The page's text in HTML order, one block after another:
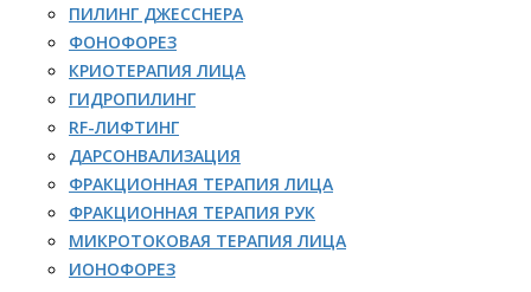
ПИЛИНГ ДЖЕССНЕРА
ФОНОФОРЕЗ
КРИОТЕРАПИЯ ЛИЦА
ГИДРОПИЛИНГ
RF-ЛИФТИНГ
ДАРСОНВАЛИЗАЦИЯ
ФРАКЦИОННАЯ ТЕРАПИЯ ЛИЦА
ФРАКЦИОННАЯ ТЕРАПИЯ РУК
МИКРОТОКОВАЯ ТЕРАПИЯ ЛИЦА
ИОНОФОРЕЗ